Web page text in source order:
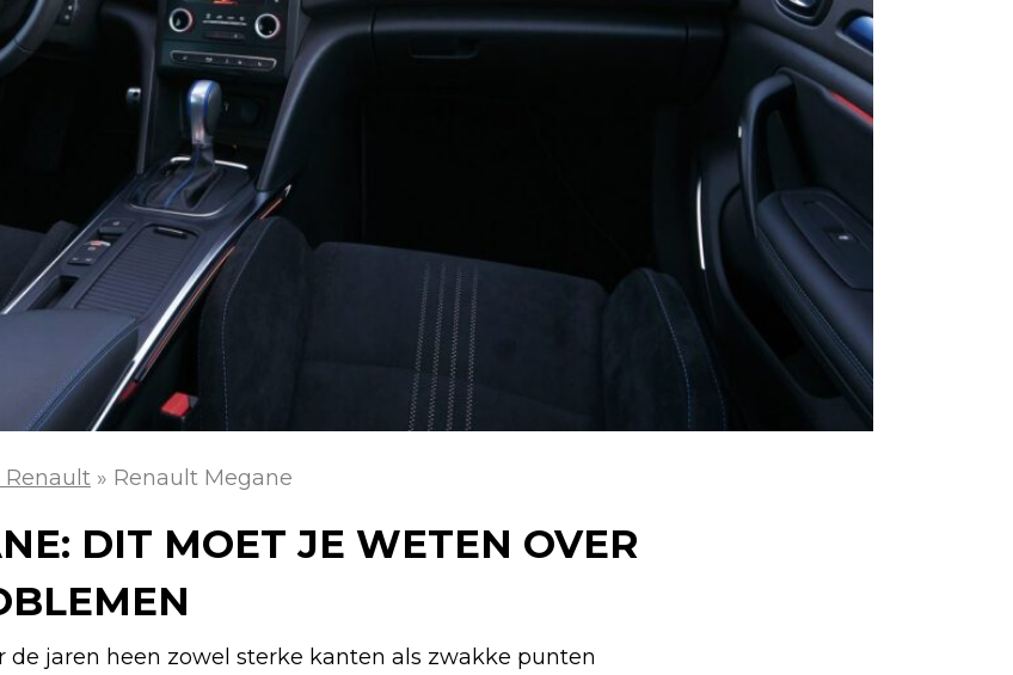
» Renault Megane
DIT MOET JE WETEN OVER
de jaren heen zowel sterke kanten als zwakke punten